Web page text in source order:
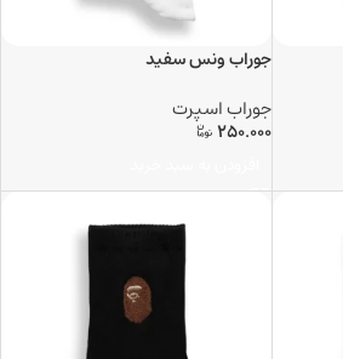
جوراب ونس سفید
جوراب اسپرت
250.000